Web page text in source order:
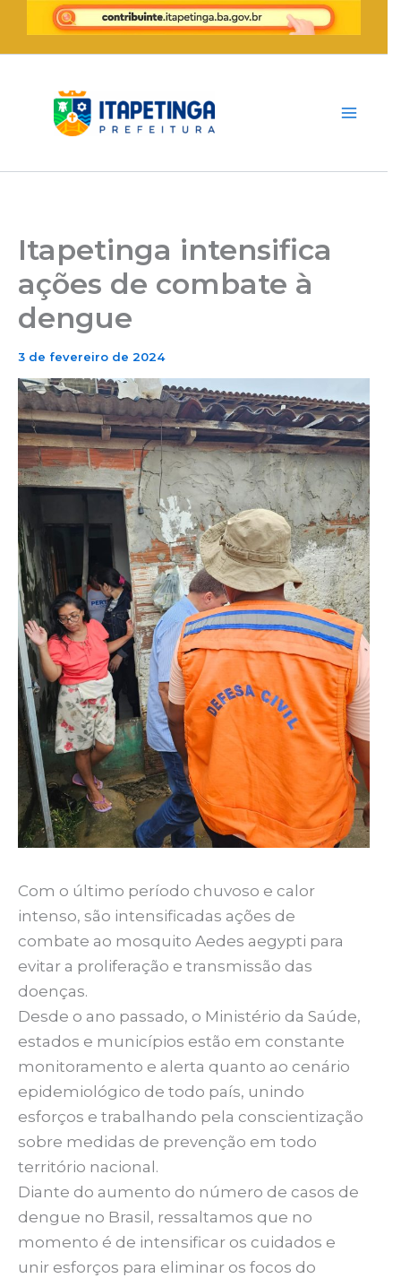
para
conteúdo
Itapetinga intensifica
ações de combate à
dengue
3 de fevereiro de 2024
Com o último período chuvoso e calor
intenso, são intensificadas ações de
combate ao mosquito Aedes aegypti para
evitar a proliferação e transmissão das
doenças.
Desde o ano passado, o Ministério da Saúde,
estados e municípios estão em constante
monitoramento e alerta quanto ao cenário
epidemiológico de todo país, unindo
esforços e trabalhando pela conscientização
sobre medidas de prevenção em todo
território nacional.
Diante do aumento do número de casos de
dengue no Brasil, ressaltamos que no
momento é de intensificar os cuidados e
unir esforços para eliminar os focos do